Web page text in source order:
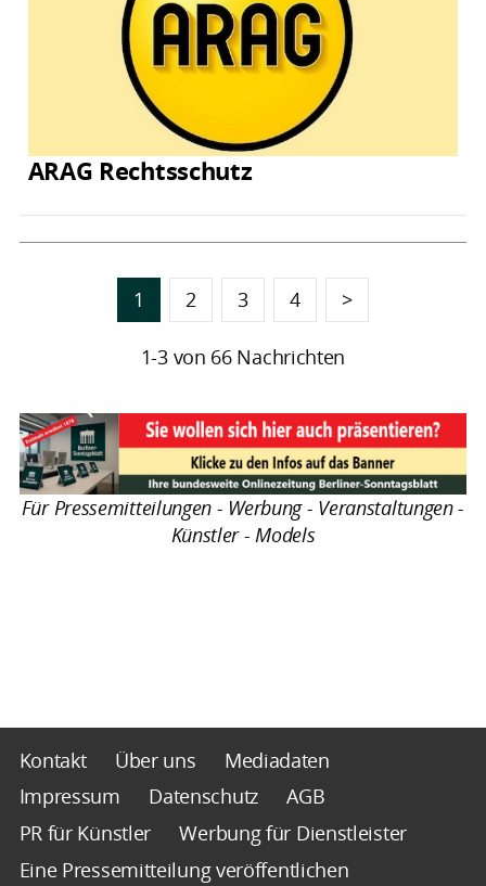
ARAG Rechtsschutz
1 2 3 4 >
1-3 von 66 Nachrichten
Für Pressemitteilungen - Werbung - Veranstaltungen -
Künstler - Models
Kontakt Über uns
Mediadaten
Impressum
Datenschutz
AGB
PR für Künstler
Werbung für Dienstleister
Eine Pressemitteilung veröffentlichen